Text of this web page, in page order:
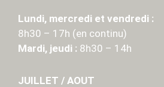
Lundi, mercredi et vendredi :
8h30 – 17h (en continu)
Mardi, jeudi : 8h30 – 14h
JUILLET / AOUT